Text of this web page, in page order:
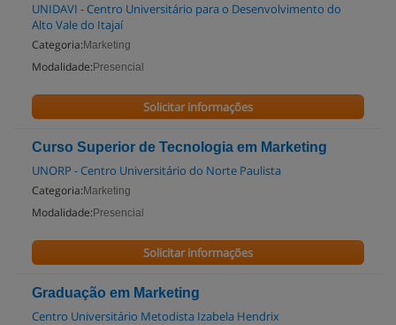
UNIDAVI - Centro Universitário para o Desenvolvimento do
Alto Vale do Itajaí
Categoria: Marketing
Modalidade: Presencial
Solicitar informações
Curso Superior de Tecnologia em Marketing
UNORP - Centro Universitário do Norte Paulista
Categoria: Marketing
Modalidade: Presencial
Solicitar informações
Graduação em Marketing
Centro Universitário Metodista Izabela Hendrix